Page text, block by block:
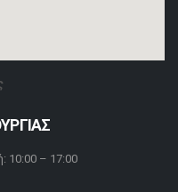
10:00 – 17:00